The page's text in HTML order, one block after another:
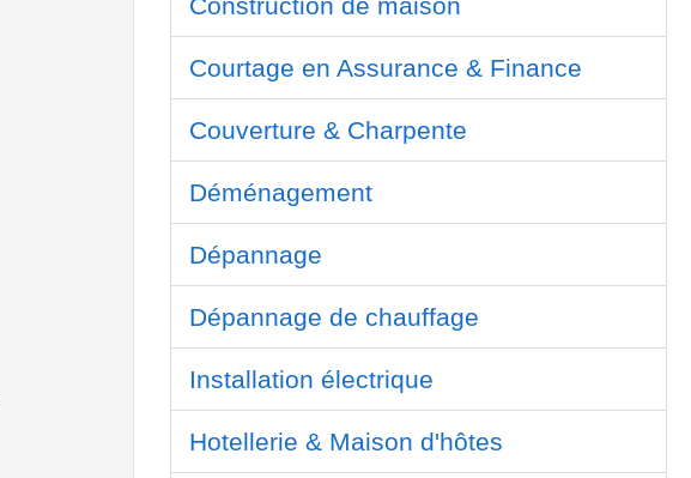
Construction de maison
Courtage en Assurance & Finance
Couverture & Charpente
Déménagement
Dépannage
Dépannage de chauffage
Installation électrique
Hotellerie & Maison d'hôtes